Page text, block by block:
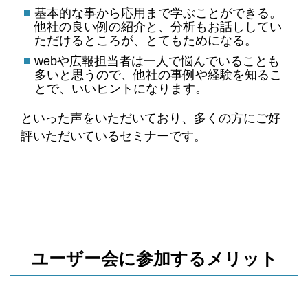
基本的な事から応用まで学ぶことができる。
他社の良い例の紹介と、分析もお話ししてい
ただけるところが、とてもためになる。
webや広報担当者は一人で悩んでいることも
多いと思うので、他社の事例や経験を知るこ
とで、いいヒントになります。
といった声をいただいており、多くの方にご好
評いただいているセミナーです。
ユーザー会に参加するメリット